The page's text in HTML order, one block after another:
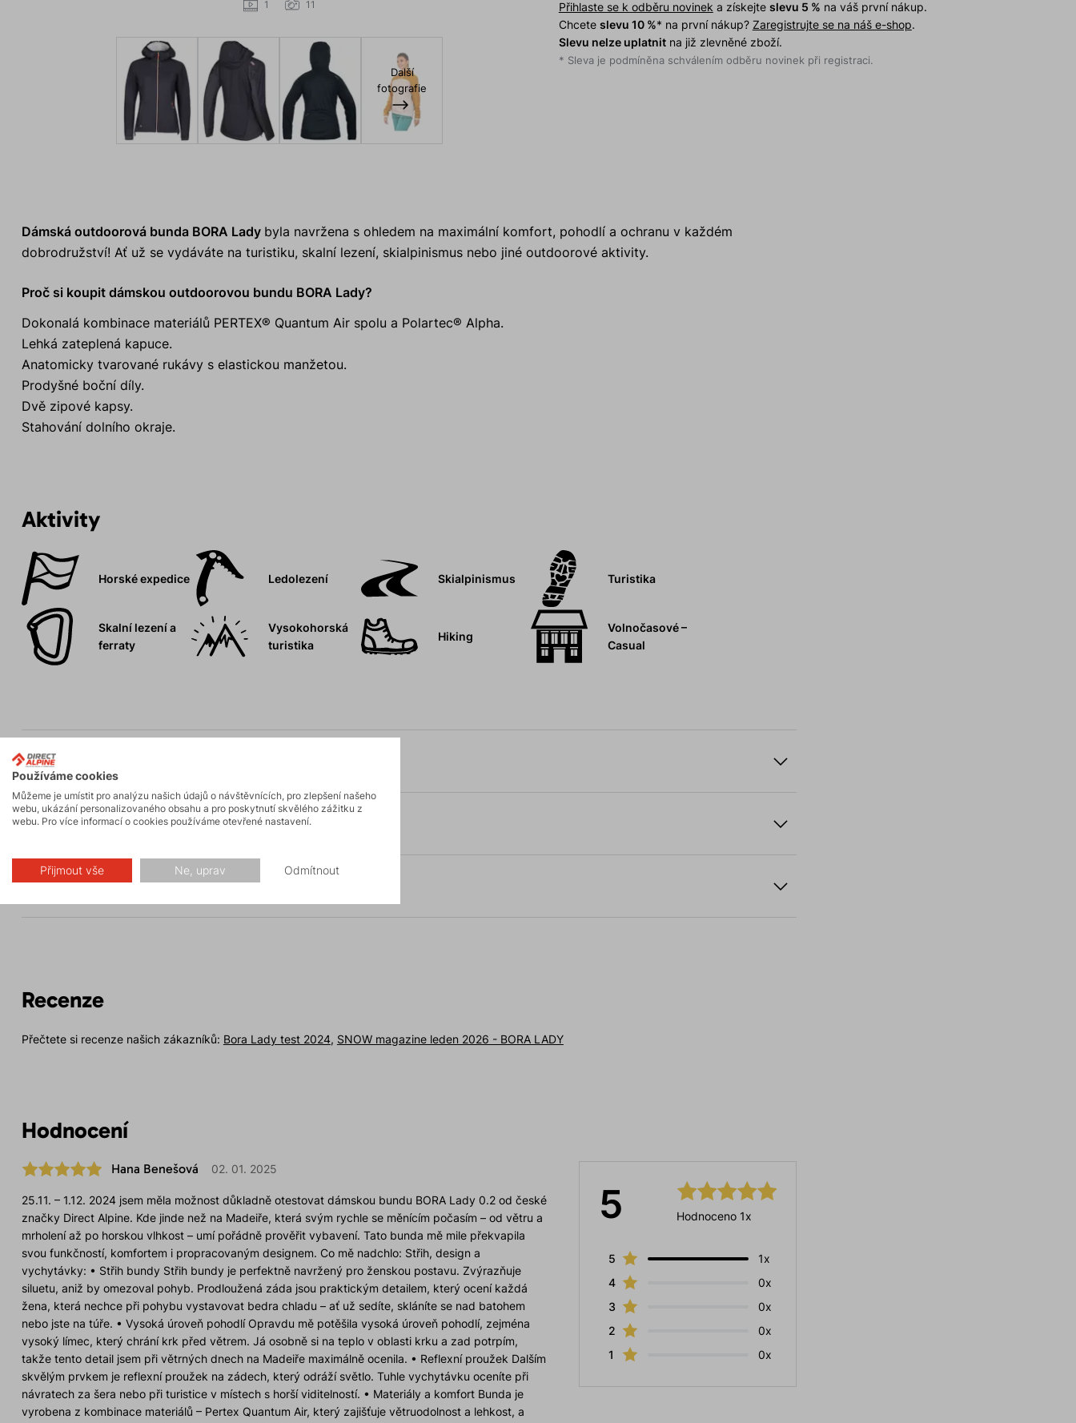
1 11
Další
fotografie
Přihlaste se k odběru novinek a získejte slevu 5 % na váš první nákup.
Chcete slevu 10 %* na první nákup? Zaregistrujte se na náš e-shop.
Slevu nelze uplatnitna již zlevněné zboží.
* Sleva je podmíněna schválením odběru novinek při registraci.
Dámská outdoorová bunda BORA Lady byla navržena s ohledem na maximální komfort, pohodlí a ochranu v každém
dobrodružství! Ať už se vydáváte na turistiku, skalní lezení, skialpinismus nebo jiné outdoorové aktivity.
Proč si koupit dámskou outdoorovou bundu BORA Lady?
Dokonalá kombinace materiálů PERTEX® Quantum Air spolu a Polartec® Alpha.
Lehká zateplená kapuce.
Anatomicky tvarované rukávy s elastickou manžetou.
Prodyšné boční díly.
Dvě zipové kapsy.
Stahování dolního okraje.
Aktivity
Horské expedice Ledolezení Skialpinismus Turistika
Skalní lezení a
ferraty
Vysokohorská
turistika
Hiking
Volnočasové –
Casual
Popis
Parametry
Údržba
Recenze
Přečtete si recenze našich zákazníků: Bora Lady test 2024, SNOW magazine leden 2026 - BORA LADY
Hodnocení
5 Hodnoceno 1x
5
1x
4
0x
3
0x
2
0x
1
0x
Hana Benešová 02. 01. 2025
25.11. – 1.12. 2024 jsem měla možnost důkladně otestovat dámskou bundu BORA Lady 0.2 od české
značky Direct Alpine. Kde jinde než na Madeiře, která svým rychle se měnícím počasím – od větru a
mrholení až po horskou vlhkost – umí pořádně prověřit vybavení. Tato bunda mě mile překvapila
svou funkčností, komfortem i propracovaným designem. Co mě nadchlo: Střih, design a
vychytávky: • Střih bundy Střih bundy je perfektně navržený pro ženskou postavu. Zvýrazňuje
siluetu, aniž by omezoval pohyb. Prodloužená záda jsou praktickým detailem, který ocení každá
žena, která nechce při pohybu vystavovat bedra chladu – ať už sedíte, skláníte se nad batohem
nebo jste na túře. • Vysoká úroveň pohodlí Opravdu mě potěšila vysoká úroveň pohodlí, zejména
vysoký límec, který chrání krk před větrem. Já osobně si na teplo v oblasti krku a zad potrpím,
takže tento detail jsem při větrných dnech na Madeiře maximálně ocenila. • Reflexní proužek Dalším
skvělým prvkem je reflexní proužek na zádech, který odráží světlo. Tuhle vychytávku oceníte při
návratech za šera nebo při turistice v místech s horší viditelností. • Materiály a komfort Bunda je
vyrobena z kombinace materiálů – Pertex Quantum Air, který zajišťuje větruodolnost a lehkost, a
Používáme cookies
Můžeme je umístit pro analýzu našich údajů o návštěvnících, pro zlepšení našeho
webu, ukázání personalizovaného obsahu a pro poskytnutí skvělého zážitku z
webu. Pro více informací o cookies používáme otevřené nastavení.
Přijmout vše Ne, uprav Odmítnout